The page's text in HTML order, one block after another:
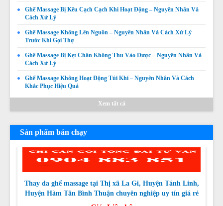
Ghế Massage Bị Kêu Cạch Cạch Khi Hoạt Động – Nguyên Nhân Và
Cách Xử Lý
Ghế Massage Không Lên Nguồn – Nguyên Nhân Và Cách Xử Lý
Trước Khi Gọi Thợ
Ghế Massage Bị Kẹt Chân Không Thu Vào Được – Nguyên Nhân Và
Cách Xử Lý
Ghế Massage Không Hoạt Động Túi Khí – Nguyên Nhân Và Cách
Khắc Phục Hiệu Quả
Xem tất cả
Sản phẩm bán chạy
Ghế Massage Không Quét Body Được – Nguyên Nhân,
Dấu Hiệu Và Cách Khắc Phục
Chi tiết
nhất
Giá:Liên hệ